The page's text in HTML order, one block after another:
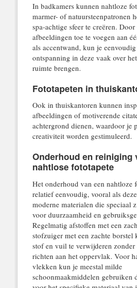
In badkamers kunnen nahtloze
marmer- of natuursteenpatronen
spa-achtige sfeer te creëren. Door
afbeeldingen toe te voegen aan
als accentwand, kun je
ontspanning in deze vaak over
ruimte brengen.
Fototapeten in
Ook in thuiskantoren kunnen
afbeeldingen of motiverende
achtergrond dienen, waardoor je
creativiteit worden gestimuleerd.
Onderhoud en reiniging
nahtlose fototapete
Het onderhoud van een nahtloze
relatief eenvoudig, vooral als
moderne materialen die speciaal
voor duurzaamheid en
Regelmatig afstoffen met een
stofzuiger met een zachte borstel
stof en vuil te verwijderen zonder
richten aan het oppervlak. Voor
vlekken kun je meestal milde
schoonmaakmiddelen gebruiken